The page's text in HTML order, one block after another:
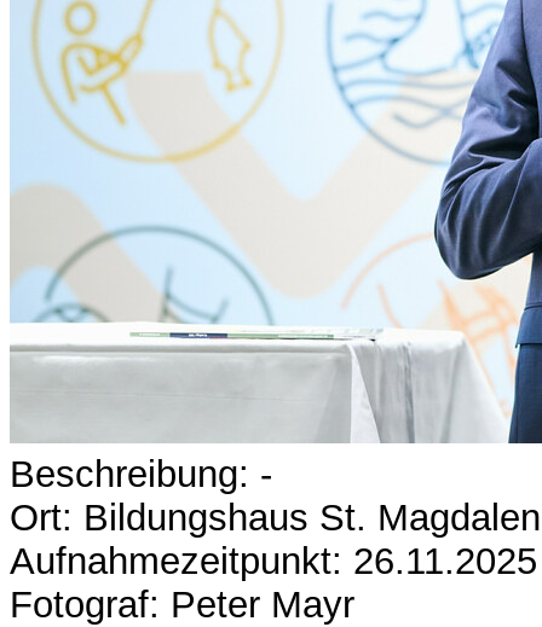
Beschreibung: -
Ort: Bildungshaus St.
Aufnahmezeitpunkt: 26.11.2025
Fotograf: Peter Mayr